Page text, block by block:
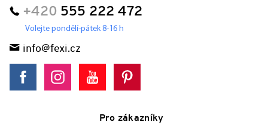
+420 555 222 472
Volejte pondělí-pátek 8-16 h
info@fexi.cz
Pro zákazníky